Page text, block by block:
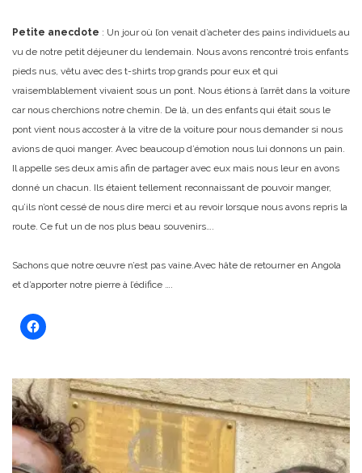
Petite anecdote : Un jour où l’on venait d’acheter des pains individuels au
vu de notre petit déjeuner du lendemain. Nous avons rencontré trois enfants
pieds nus, vêtu avec des t-shirts trop grands pour eux et qui
vraisemblablement vivaient sous un pont. Nous étions à l’arrêt dans la voiture
car nous cherchions notre chemin. De là, un des enfants qui était sous le
pont vient nous accoster à la vitre de la voiture pour nous demander si nous
avions de quoi manger. Avec beaucoup d’émotion nous lui donnons un pain.
Il appelle ses deux amis afin de partager avec eux mais nous leur en avons
donné un chacun. Ils étaient tellement reconnaissant de pouvoir manger,
qu’ils n’ont cessé de nous dire merci et au revoir lorsque nous avons repris la
route. Ce fut un de nos plus beau souvenirs….
Sachons que notre œuvre n’est pas vaine. Avec hâte de retourner en Angola
et d’apporter notre pierre à l’édifice ….